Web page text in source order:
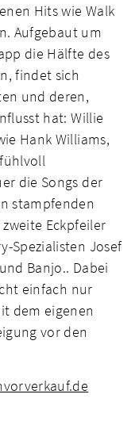
Hits wie Walk
Aufgebaut um
die Hälfte des
findet sich
und deren,
hat: Willie
Hank Williams,
die Songs der
stampfenden
Eckpfeiler
Spezialisten Josef
Banjo.. Dabei
einfach nur
dem eigenen
vor den